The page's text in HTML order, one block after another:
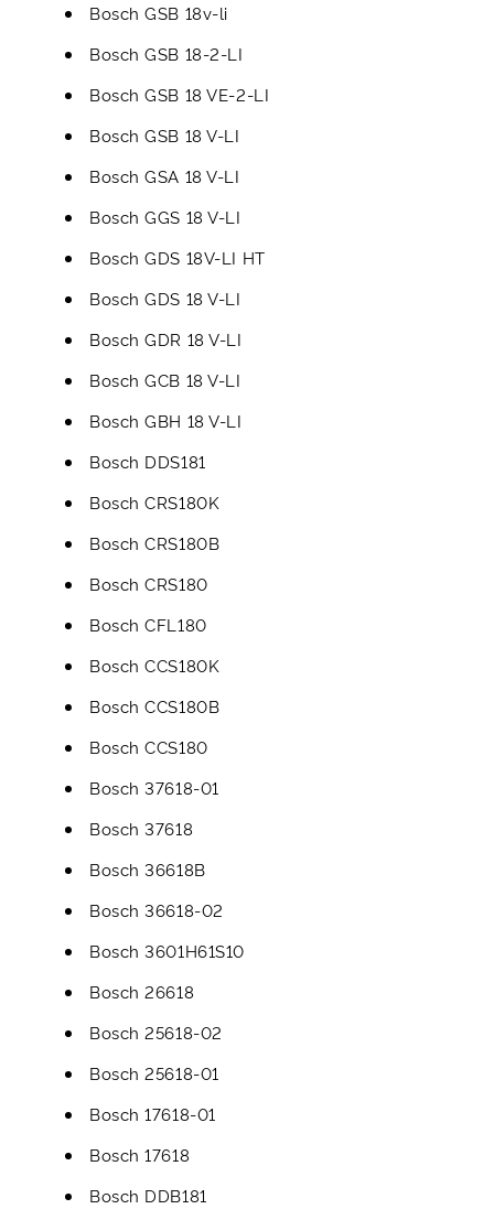
Bosch GSB 18v-li
Bosch GSB 18-2-LI
Bosch GSB 18 VE-2-LI
Bosch GSB 18 V-LI
Bosch GSA 18 V-LI
Bosch GGS 18 V-LI
Bosch GDS 18V-LI HT
Bosch GDS 18 V-LI
Bosch GDR 18 V-LI
Bosch GCB 18 V-LI
Bosch GBH 18 V-LI
Bosch DDS181
Bosch CRS180K
Bosch CRS180B
Bosch CRS180
Bosch CFL180
Bosch CCS180K
Bosch CCS180B
Bosch CCS180
Bosch 37618-01
Bosch 37618
Bosch 36618B
Bosch 36618-02
Bosch 3601H61S10
Bosch 26618
Bosch 25618-02
Bosch 25618-01
Bosch 17618-01
Bosch 17618
Bosch DDB181